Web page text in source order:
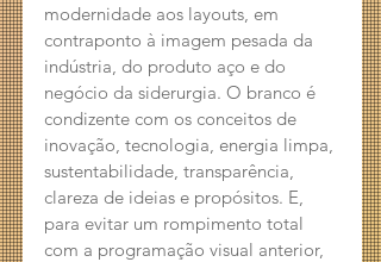
modernidade aos layouts, em
contraponto à imagem pesada da
indústria, do produto aço e do
negócio da siderurgia. O branco é
condizente com os conceitos de
inovação, tecnologia, energia limpa,
sustentabilidade, transparência,
clareza de ideias e propósitos. E,
para evitar um rompimento total
com a programação visual anterior,